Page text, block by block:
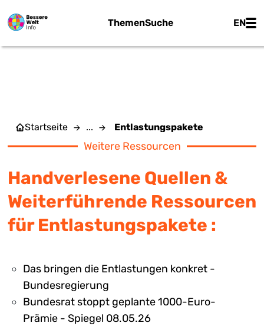
ThemenSuche EN
Startseite ... Entlastungspakete
Weitere Ressourcen
Handverlesene Quellen &
Weiterführende Ressourcen
für Entlastungspakete :
Das bringen die Entlastungen konkret -
Bundesregierung
Bundesrat stoppt geplante 1000-Euro-
Prämie - Spiegel 08.05.26